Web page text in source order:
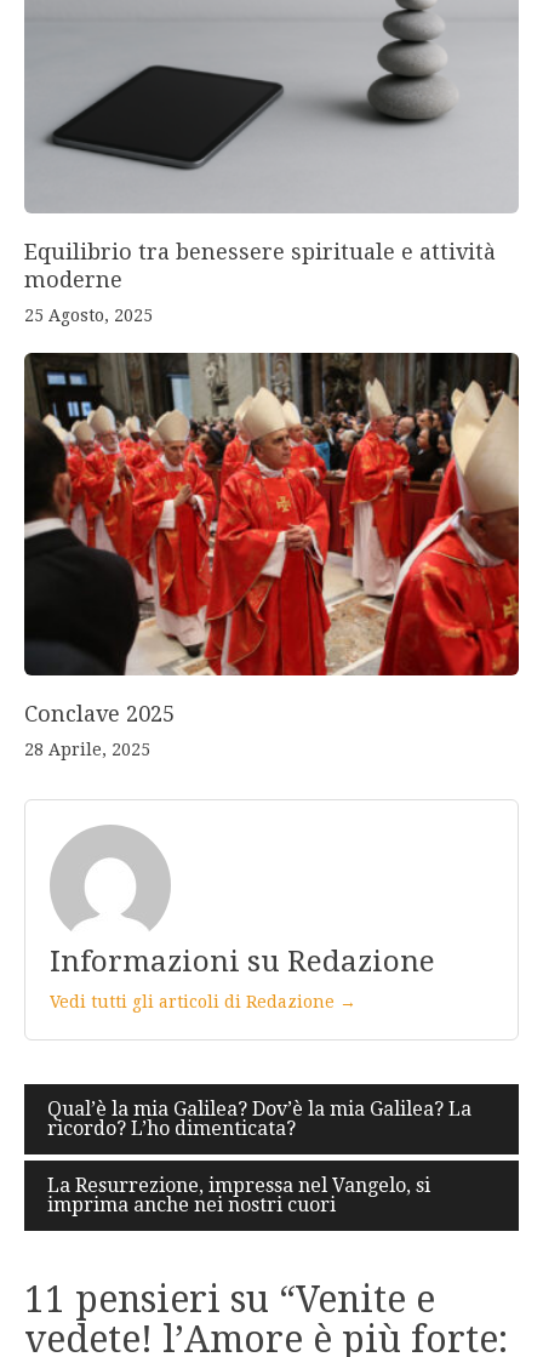
Equilibrio tra benessere spirituale e attività
moderne
25 Agosto, 2025
Conclave 2025
28 Aprile, 2025
Informazioni su Redazione
Vedi tutti gli articoli di Redazione →
Navigazione
articoli
Qual’è la mia Galilea? Dov’è la mia Galilea? La
ricordo? L’ho dimenticata?
La Resurrezione, impressa nel Vangelo, si
imprima anche nei nostri cuori
11 pensieri su “Venite e
vedete! l’Amore è più forte: